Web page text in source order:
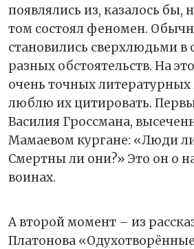
появлялись из, казалось бы,
том состоял феномен.
становились сверхлюдьми в
разных обстоятельств. На
очень точных
люблю их цитировать.
Василия Гроссмана,
Мамаевом кургане: «Люди
Смертны ли они?» Это он о
воинах.
А второй момент – из
Платонова